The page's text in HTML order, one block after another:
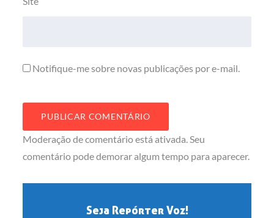
Notifique-me sobre novas publicações por e-mail.
Moderação de comentário está ativada. Seu
comentário pode demorar algum tempo para aparecer.
Seja Repórter Voz!